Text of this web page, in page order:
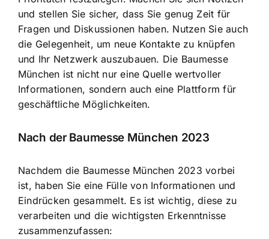
und stellen Sie sicher, dass Sie genug Zeit für
Fragen und Diskussionen haben. Nutzen Sie auch
die Gelegenheit, um neue Kontakte zu knüpfen
und Ihr Netzwerk auszubauen. Die Baumesse
München ist nicht nur eine Quelle wertvoller
Informationen, sondern auch eine Plattform für
geschäftliche Möglichkeiten.
Nach der Baumesse München 2023
Nachdem die Baumesse München 2023 vorbei
ist, haben Sie eine Fülle von Informationen und
Eindrücken gesammelt. Es ist wichtig, diese zu
verarbeiten und die wichtigsten Erkenntnisse
zusammenzufassen: